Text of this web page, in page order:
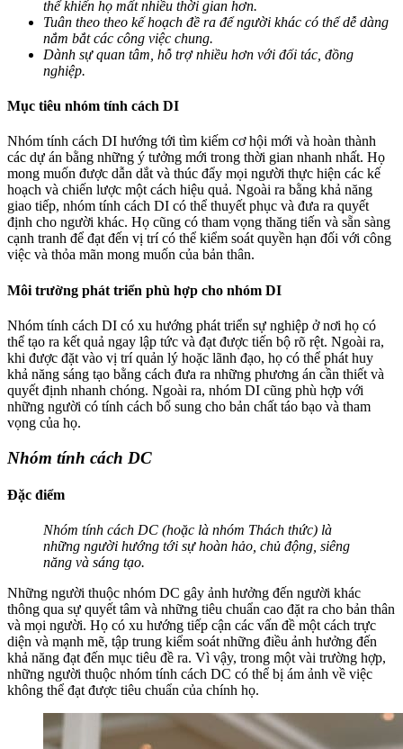
thể khiến họ mất nhiều thời gian hơn.
Tuân theo theo kế hoạch đề ra để người khác có thể dễ dàng
nắm bắt các công việc chung.
Dành sự quan tâm, hỗ trợ nhiều hơn với đối tác, đồng
nghiệp.
Mục tiêu nhóm tính cách DI
Nhóm tính cách DI hướng tới tìm kiếm cơ hội mới và hoàn thành
các dự án bằng những ý tưởng mới trong thời gian nhanh nhất. Họ
mong muốn được dẫn dắt và thúc đẩy mọi người thực hiện các kế
hoạch và chiến lược một cách hiệu quả. Ngoài ra bằng khả năng
giao tiếp, nhóm tính cách DI có thể thuyết phục và đưa ra quyết
định cho người khác. Họ cũng có tham vọng thăng tiến và sẵn sàng
cạnh tranh để đạt đến vị trí có thể kiểm soát quyền hạn đối với công
việc và thỏa mãn mong muốn của bản thân.
Môi trường phát triển phù hợp cho nhóm DI
Nhóm tính cách DI có xu hướng phát triển sự nghiệp ở nơi họ có
thể tạo ra kết quả ngay lập tức và đạt được tiến bộ rõ rệt. Ngoài ra,
khi được đặt vào vị trí quản lý hoặc lãnh đạo, họ có thể phát huy
khả năng sáng tạo bằng cách đưa ra những phương án cần thiết và
quyết định nhanh chóng. Ngoài ra, nhóm DI cũng phù hợp với
những người có tính cách bổ sung cho bản chất táo bạo và tham
vọng của họ.
Nhóm tính cách DC
Đặc điểm
Nhóm tính cách DC (hoặc là nhóm Thách thức) là
những người hướng tới sự hoàn hảo, chủ động, siêng
năng và sáng tạo.
Những người thuộc nhóm DC gây ảnh hưởng đến người khác
thông qua sự quyết tâm và những tiêu chuẩn cao đặt ra cho bản thân
và mọi người. Họ có xu hướng tiếp cận các vấn đề một cách trực
diện và mạnh mẽ, tập trung kiểm soát những điều ảnh hưởng đến
khả năng đạt đến mục tiêu đề ra. Vì vậy, trong một vài trường hợp,
những người thuộc nhóm tính cách DC có thể bị ám ảnh về việc
không thể đạt được tiêu chuẩn của chính họ.